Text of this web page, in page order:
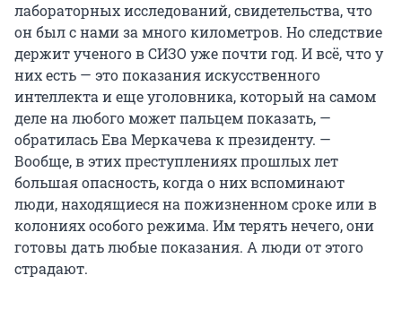
лабораторных исследований, свидетельства, что
он был с нами за много километров. Но следствие
держит ученого в СИЗО уже почти год. И всё, что у
них есть — это показания искусственного
интеллекта и еще уголовника, который на самом
деле на любого может пальцем показать, —
обратилась Ева Меркачева к президенту. —
Вообще, в этих преступлениях прошлых лет
большая опасность, когда о них вспоминают
люди, находящиеся на пожизненном сроке или в
колониях особого режима. Им терять нечего, они
готовы дать любые показания. А люди от этого
страдают.